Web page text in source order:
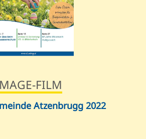
FILM
Atzenbrugg 2022